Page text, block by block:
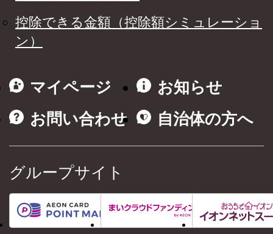
控除できる金額（控除額シミュレーショ
ン）
マイページ
お知らせ
お問い合わせ
自治体の方へ
グループサイト